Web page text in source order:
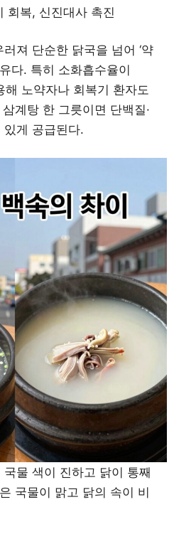
회복, 신진대사 촉진
져 단순한 닭국을 넘어 ‘약
다. 특히 소화흡수율이
노약자나 회복기 환자도
계탕 한 그릇이면 단백질·
있게 공급된다.
물 색이 진하고 닭이 통째
국물이 맑고 닭의 속이 비